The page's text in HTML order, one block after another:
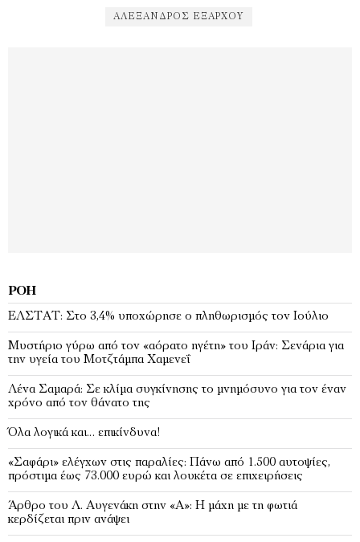
ΑΛΈΞΑΝΔΡΟΣ ΕΞΆΡΧΟΥ
ΡΟΉ
EΛΣΤΑΤ: Στο 3,4% υποχώρησε ο πληθωρισμός τον Ιούλιο
Μυστήριο γύρω από τον «αόρατο ηγέτη» του Ιράν: Σενάρια για
την υγεία του Μοτζτάμπα Χαμενεΐ
Λένα Σαμαρά: Σε κλίμα συγκίνησης το μνημόσυνο για τον έναν
χρόνο από τον θάνατο της
Όλα λογικά και… επικίνδυνα!
«Σαφάρι» ελέγχων στις παραλίες: Πάνω από 1.500 αυτοψίες,
πρόστιμα έως 73.000 ευρώ και λουκέτα σε επιχειρήσεις
Άρθρο του Λ. Αυγενάκη στην «Α»: Η μάχη με τη φωτιά
κερδίζεται πριν ανάψει